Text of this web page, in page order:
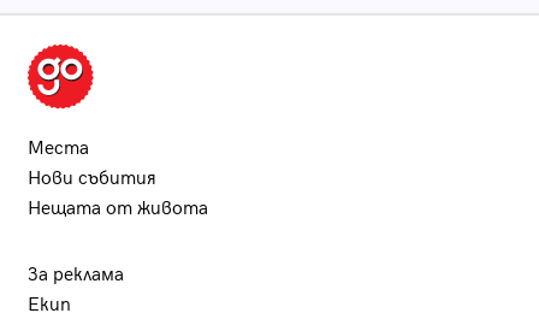
Места
Нови събития
Нещата от живота
За реклама
Екип